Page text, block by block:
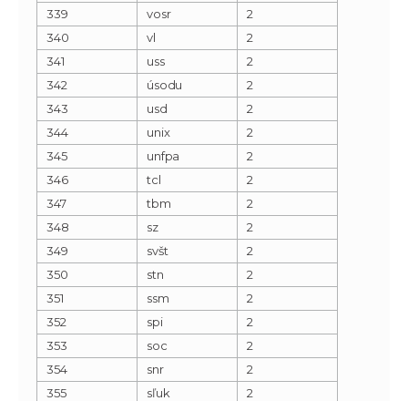
339
vosr
2
340
vl
2
341
uss
2
342
úsodu
2
343
usd
2
344
unix
2
345
unfpa
2
346
tcl
2
347
tbm
2
348
sz
2
349
svšt
2
350
stn
2
351
ssm
2
352
spi
2
353
soc
2
354
snr
2
355
sľuk
2